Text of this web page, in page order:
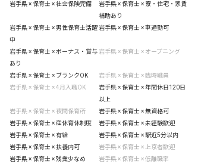
岩手県 × 保育士 × 社会保険完備
岩手県 × 保育士 × 寮・住宅・家賃
補助あり
岩手県 × 保育士 × 男性保育士活躍
中
岩手県 × 保育士 × 車通勤可
岩手県 × 保育士 × ボーナス・賞与
あり
岩手県 × 保育士 × オープニング
岩手県 × 保育士 × ブランクOK
岩手県 × 保育士 × 臨時職員
岩手県 × 保育士 × 4月入職OK
岩手県 × 保育士 × 年間休日120日
以上
岩手県 × 保育士 × 夜間保育所
岩手県 × 保育士 × 無資格可
岩手県 × 保育士 × 産休育休制度
岩手県 × 保育士 × 未経験歓迎
岩手県 × 保育士 × 有給
岩手県 × 保育士 × 駅近5分以内
岩手県 × 保育士 × 扶養内可
岩手県 × 保育士 × 上京者歓迎
岩手県 × 保育士 × 残業少なめ
岩手県 × 保育士 × 低離職率